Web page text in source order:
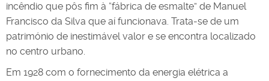
incêndio que pôs fim à “fábrica de esmalte” de Manuel
Francisco da Silva que aí funcionava. Trata-se de um
património de inestimável valor e se encontra localizado
no centro urbano.
Em 1928 com o fornecimento da energia elétrica a